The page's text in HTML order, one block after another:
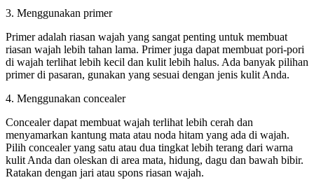
3. Menggunakan primer
Primer adalah riasan wajah yang sangat penting untuk membuat
riasan wajah lebih tahan lama. Primer juga dapat membuat pori-pori
di wajah terlihat lebih kecil dan kulit lebih halus. Ada banyak pilihan
primer di pasaran, gunakan yang sesuai dengan jenis kulit Anda.
4. Menggunakan concealer
Concealer dapat membuat wajah terlihat lebih cerah dan
menyamarkan kantung mata atau noda hitam yang ada di wajah.
Pilih concealer yang satu atau dua tingkat lebih terang dari warna
kulit Anda dan oleskan di area mata, hidung, dagu dan bawah bibir.
Ratakan dengan jari atau spons riasan wajah.